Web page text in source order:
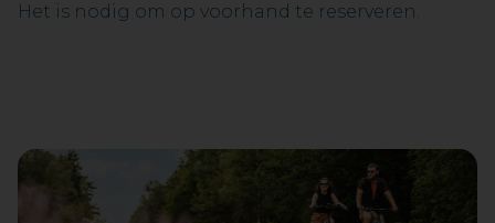
Het is nodig om op voorhand te reserveren.